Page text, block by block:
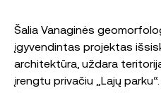
Šalia Vanaginės
įgyvendintas projektas
architektūra, uždara
įrengtu privačiu „Lajų